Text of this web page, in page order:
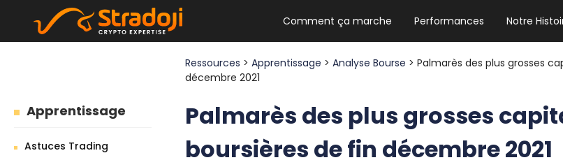
Comment ça marche Performances Notre
NEWSLETTER HEBDO
Les news crypto dont vous
GUIDE CRYPTO
Le guide ultime pour débuter
Apprentissage
Astuces Trading
Ressources >Apprentissage >Analyse Bourse > Palmarès des plus grosses
décembre 2021
Palmarès des plus grosses
boursières de fin décembre 2021